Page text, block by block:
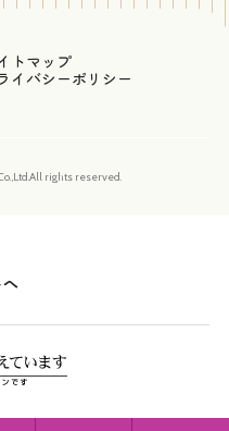
トマップ
イバシーポリシー
rights reserved.